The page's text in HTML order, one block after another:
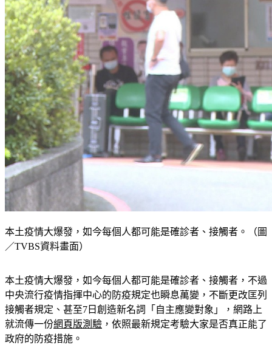
／TVBS資料畫面）
中央流行疫情指揮中心的防疫規定也瞬息萬變，不斷更改匡列
接觸者規定、甚至7日創造新名詞「自主應變對象」，網路上
就流傳一份 網頁版測驗，依照最新規定考驗大家是否真正能了
政府的防疫措施。